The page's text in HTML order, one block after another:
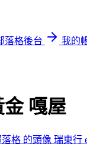
落格後台
我的
嘎屋
瑞東行